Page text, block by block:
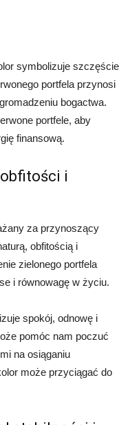
symbolizuje szczęście
portfela przynosi
bogactwa.
portfele, aby
finansową.
i
za przynoszący
obfitością i
zielonego portfela
i równowagę w życiu.
spokój, odnowę i
pomóc nam poczuć
na osiąganiu
może przyciągać do